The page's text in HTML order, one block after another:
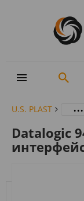
U.S. PLAST ...
Datalogic